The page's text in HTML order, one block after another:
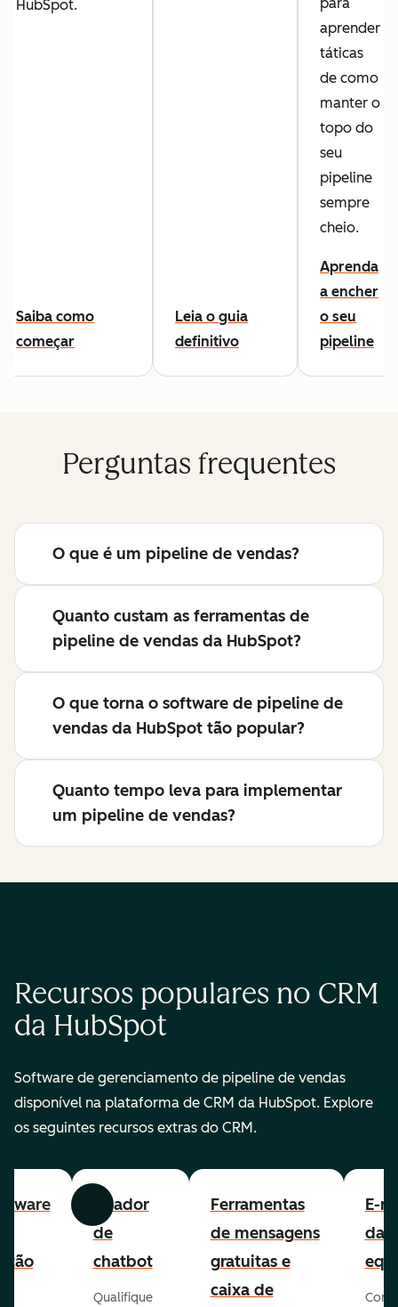
HubSpot.
Saiba como
começar
Leia o guia
definitivo
para
aprender
táticas
de como
manter o
topo do
seu
pipeline
sempre
cheio.
Aprenda
a encher
o seu
pipeline
Perguntas frequentes
O que é um pipeline de vendas?
Quanto custam as ferramentas de
pipeline de vendas da HubSpot?
O que torna o software de pipeline de
vendas da HubSpot tão popular?
Quanto tempo leva para implementar
um pipeline de vendas?
Recursos populares no CRM
da HubSpot
Software de gerenciamento de pipeline de vendas
disponível na plataforma de CRM da HubSpot. Explore
os seguintes recursos extras do CRM.
Anterior Avançar
Criador
de
chatbot
Qualifique
Ferramentas
de mensagens
gratuitas e
caixa de
E-
da